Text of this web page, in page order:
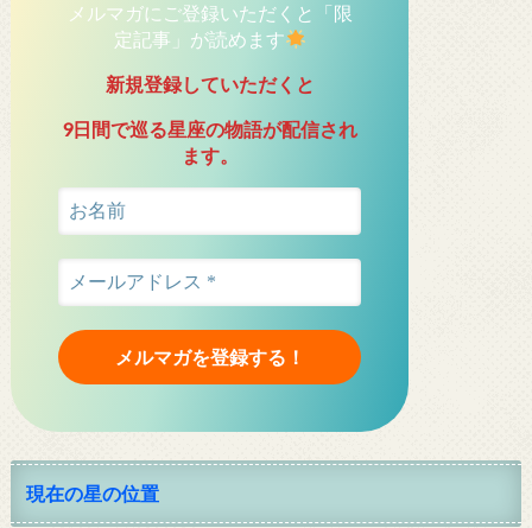
メルマガにご登録いただくと「限
定記事」が読めます
新規登録していただくと
9日間で巡る星座の物語が配信され
ます。
現在の星の位置